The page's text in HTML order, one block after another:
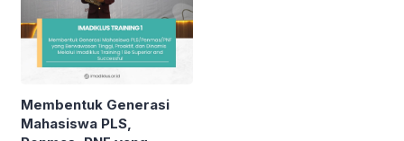
Membentuk Generasi
Mahasiswa PLS,